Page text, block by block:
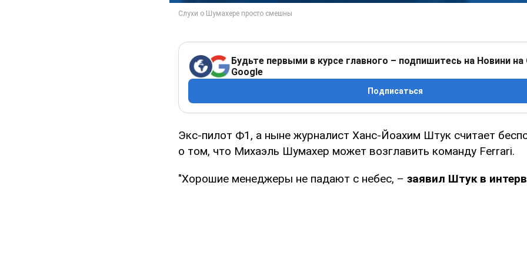
Будьте первыми в курсе главного – подпишитесь на Новини на
Google
Подписаться
Экс-пилот Ф1, а ныне журналист Ханс-Йоахим Штук считает
о том, что Михаэль Шумахер может возглавить команду Ferrari.
"Хорошие менеджеры не падают с небес, – заявил Штук в